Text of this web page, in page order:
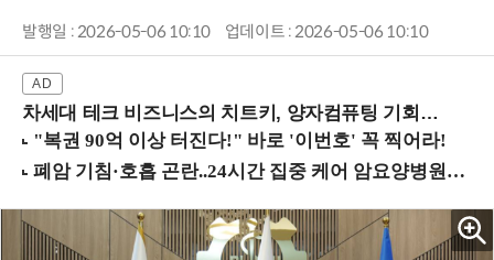
발행일 : 2026-05-06 10:10 업데이트 : 2026-05-06 10:10
차세대 테크 비즈니스의 치트키, 양자컴퓨팅 기회를 선점하라! (8/28 강남역)